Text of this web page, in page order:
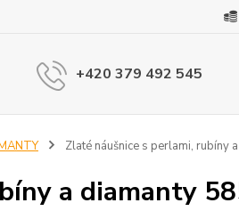
+420 379 492 545
Zlaté náušnice s perlami,
a diamanty